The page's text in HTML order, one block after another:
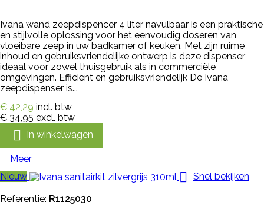
Ivana wand zeepdispencer 4 liter navulbaar is een praktische
en stijlvolle oplossing voor het eenvoudig doseren van
vloeibare zeep in uw badkamer of keuken. Met zijn ruime
inhoud en gebruiksvriendelijke ontwerp is deze dispenser
ideaal voor zowel thuisgebruik als in commerciële
omgevingen. Efficiënt en gebruiksvriendelijk De Ivana
zeepdispenser is...
€ 42,29 incl. btw
€ 34,95 excl. btw
 In winkelwagen
Meer
Nieuw
 Snel bekijken
Referentie: R1125030